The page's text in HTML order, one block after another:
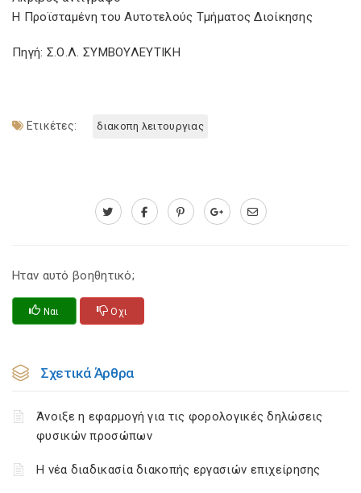
Η Προϊσταμένη του Αυτοτελούς Τμήματος Διοίκησης
Πηγή: Σ.Ο.Λ. ΣΥΜΒΟΥΛΕΥΤΙΚΗ
Ετικέτες: διακοπη λειτουργιας
Ηταν αυτό βοηθητικό;
Ναι Οχι
Σχετικά Άρθρα
Άνοιξε η εφαρμογή για τις φορολογικές δηλώσεις
φυσικών προσώπων
Η νέα διαδικασία διακοπής εργασιών επιχείρησης